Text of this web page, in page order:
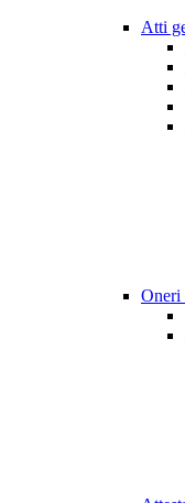
Atti
Oneri